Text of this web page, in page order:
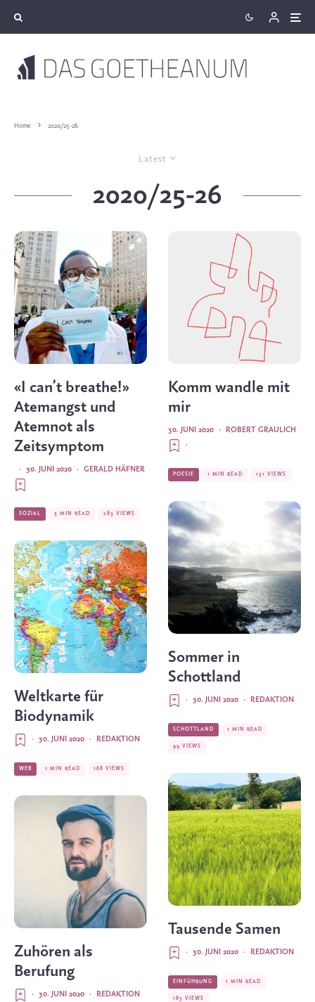
Home 2020/25-26
Latest
2020/25-26
«I can’t breathe!»
Atemangst und
Atemnot als
Zeitsymptom
GERALD HÄFNER
·
30. JUNI 2020
·
SOZIAL 3 MIN READ 283 VIEWS
Weltkarte für
Biodynamik
REDAKTION
·
30. JUNI 2020
·
WEB 1 MIN READ 168 VIEWS
Zuhören als
Berufung
REDAKTION
·
30. JUNI 2020
·
Komm wandle mit
mir
ROBERT GRAULICH
·
30. JUNI 2020
·
POESIE 1 MIN READ 131 VIEWS
Sommer in
Schottland
REDAKTION
·
30. JUNI 2020
·
SCHOTTLAND 1 MIN READ
99 VIEWS
Tausende Samen
REDAKTION
·
30. JUNI 2020
·
EINFÜHRUNG 1 MIN READ
183 VIEWS